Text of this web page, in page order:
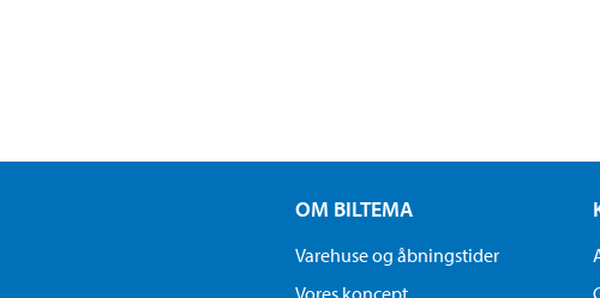
OM BILTEMA
Varehuse og åbningstider